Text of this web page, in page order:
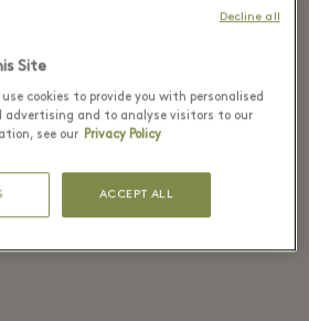
selected items
Refer in store for more details.
Site
cookies to provide you with personalised
and to analyse visitors to our
see our Privacy Policy
ACCEPT ALL
Decline all